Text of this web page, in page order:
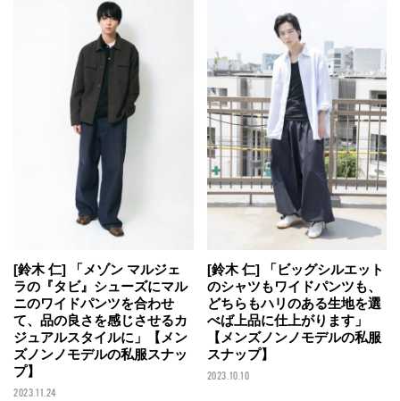
[鈴木 仁] 「メゾン マルジェ
ラの『タビ』シューズにマル
ニのワイドパンツを合わせ
て、品の良さを感じさせるカ
ジュアルスタイルに」【メン
ズノンノモデルの私服スナッ
プ】
2023.11.24
[鈴木 仁] 「ビッグシルエット
のシャツもワイドパンツも、
どちらもハリのある生地を選
べば上品に仕上がります」
【メンズノンノモデルの私服
スナップ】
2023.10.10